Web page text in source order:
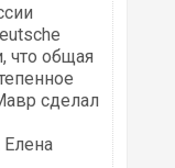
что общая
сделал